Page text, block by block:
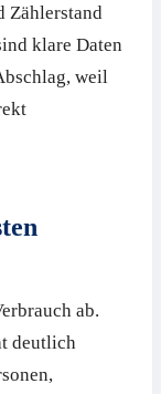
Zählerstand
klare Daten
weil
ab.
deutlich